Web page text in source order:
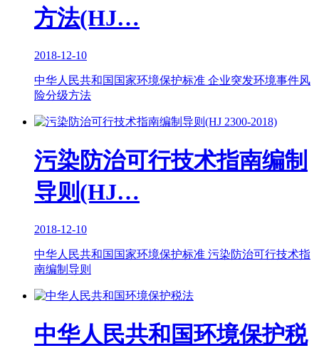
方法(HJ…
2018-12-10
中华人民共和国国家环境保护标准 企业突发环境事件风
险分级方法
污染防治可行技术指南编制
导则(HJ…
2018-12-10
中华人民共和国国家环境保护标准 污染防治可行技术指
南编制导则
中华人民共和国环境保护税